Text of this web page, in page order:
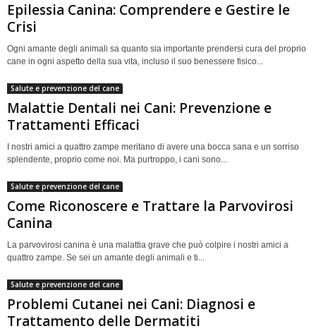
Epilessia Canina: Comprendere e Gestire le
Crisi
Ogni amante degli animali sa quanto sia importante prendersi cura del proprio
cane in ogni aspetto della sua vita, incluso il suo benessere fisico...
Salute e prevenzione del cane
Malattie Dentali nei Cani: Prevenzione e
Trattamenti Efficaci
I nostri amici a quattro zampe meritano di avere una bocca sana e un sorriso
splendente, proprio come noi. Ma purtroppo, i cani sono...
Salute e prevenzione del cane
Come Riconoscere e Trattare la Parvovirosi
Canina
La parvovirosi canina è una malattia grave che può colpire i nostri amici a
quattro zampe. Se sei un amante degli animali e ti...
Salute e prevenzione del cane
Problemi Cutanei nei Cani: Diagnosi e
Trattamento delle Dermatiti